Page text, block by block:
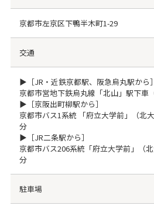
京都市左京区下鴨半木町1-29
交通
▶［JR・近鉄京都駅、阪急烏丸駅から］
京都市営地下鉄烏丸線「北山」駅下
▶［京阪出町柳駅から］
京都市バス1系統 「府立大学前」（北
分
▶［JR二条駅から］
京都市バス206系統「府立大学前」（
分
駐車場